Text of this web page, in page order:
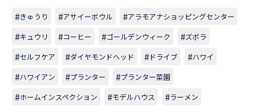
きゅうり アサイーボウル
アラモアナショッピングセンター
キュウリ
コーヒー ゴールデンウィーク
ズボラ
セルフケア
ダイヤモンドヘッド ドライブ
ハワイ
ハワイアン
プランター
プランター菜園
ホームインスペクション
モデルハウス
ラーメン